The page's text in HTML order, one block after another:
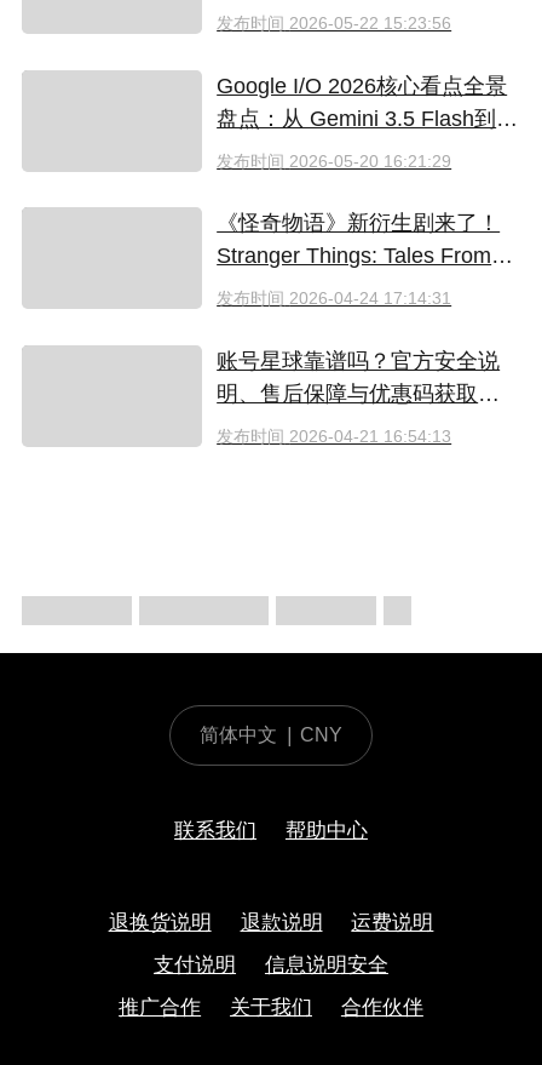
（2026）
发布时间 2026-05-22 15:23:56
Google I/O 2026核心看点全景
盘点：从 Gemini 3.5 Flash到全
新AI智能体生态
发布时间 2026-05-20 16:21:29
《怪奇物语》新衍生剧来了！
Stranger Things: Tales From
'85 好看吗？附奈飞拼车低价观
发布时间 2026-04-24 17:14:31
账号星球靠谱吗？官方安全说
明、售后保障与优惠码获取指
南（2026）
发布时间 2026-04-21 16:54:13
简体中文 CNY
联系我们 帮助中心
退换货说明 退款说明
运费说明
支付说明
信息说明安全
推广合作
关于我们 合作伙伴